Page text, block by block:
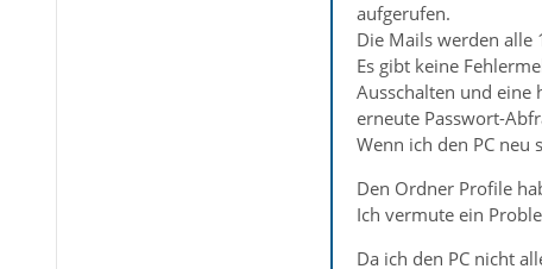
aufgerufen.
Die Mails werden alle
Es gibt keine
Ausschalten und eine
erneute Passwort-
Wenn ich den PC
Den Ordner Profile
Ich vermute ein
Da ich den PC nicht